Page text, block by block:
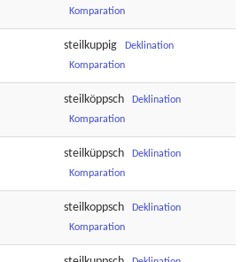
Komparation
steilkuppig
Deklination
Komparation
steilköppsch
Deklination
Komparation
steilküppsch
Deklination
Komparation
steilkoppsch
Deklination
Komparation